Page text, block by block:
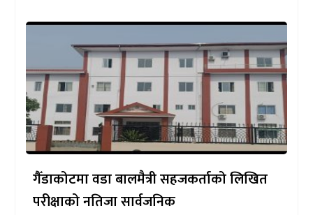
गैँडाकोटमा वडा बालमैत्री सहजकर्ताको लिखित
परीक्षाको नतिजा सार्वजनिक